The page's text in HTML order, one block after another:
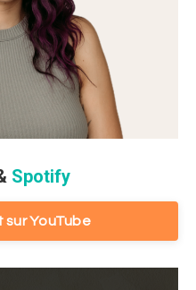
Spotify
sur YouTube